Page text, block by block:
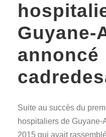
Guyane-
annoncé
Suite au succès du
hospitaliers de
2015 qui avait